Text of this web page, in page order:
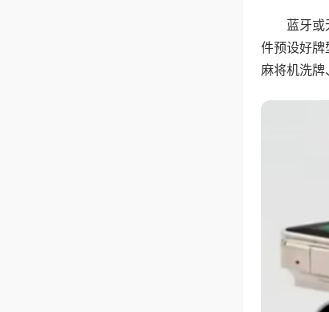
蓝牙
件预设好牌
麻将机洗牌